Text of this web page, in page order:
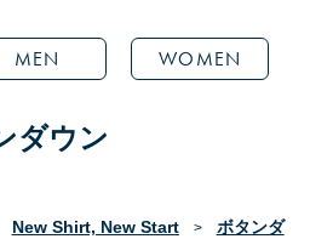
MEN WOMEN
ダウン
New Shirt, New Start >
ボタンダ